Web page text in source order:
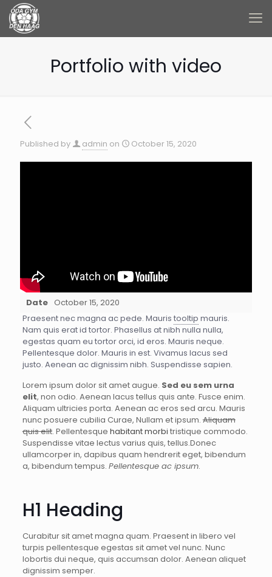
Portfolio with video
Published by admin on October 15, 2020
Date October 15, 2020
Praesent nec magna ac pede. Mauris tooltip mauris.
Nam quis erat id tortor. Phasellus at nibh nulla nulla,
egestas quam eu tortor orci, id eros. Mauris neque.
Pellentesque dolor. Mauris in est. Vivamus lacus sed
justo. Aenean ac dignissim nibh. Suspendisse sapien.
Lorem ipsum dolor sit amet augue. Sed eu sem urna
elit, non odio. Aenean lacus tellus quis ante. Fusce enim.
Aliquam ultricies porta. Aenean ac eros sed arcu. Mauris
nunc posuere cubilia Curae, Nullam et ipsum.Aliquam
quis elit. Pellentesque habitant morbi tristique commodo.
Suspendisse vitae lectus varius quis, tellus.Donec
ullamcorper in, dapibus quam hendrerit eget, bibendum
a, bibendum tempus. Pellentesque ac ipsum.
H1 Heading
Curabitur sit amet magna quam. Praesent in libero vel
turpis pellentesque egestas sit amet vel nunc. Nunc
lobortis dui neque, quis accumsan dolor. Aenean aliquet
dignissim semper.